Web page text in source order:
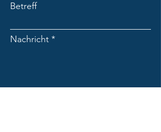
Betreff
Nachricht